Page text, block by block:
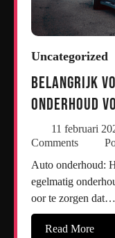
Uncategorized
Belangrijk
onderhoud
11 februari
Comments
Auto onderhoud: Houd uw voertuig in topconditie Het r
egelmatig
oor te zorgen dat…
Read More